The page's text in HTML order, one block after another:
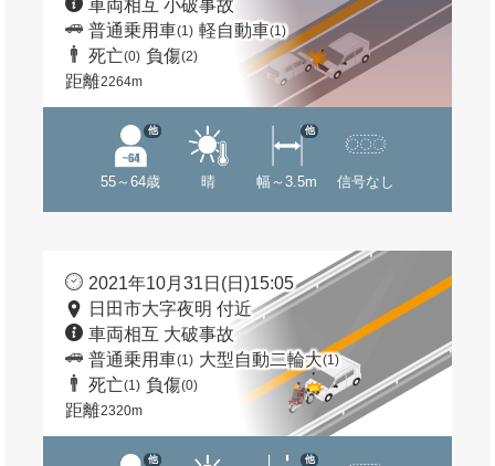
車両相互 小破事故
普通乗用車(1) 軽自動車(1)
死亡(0) 負傷(2)
距離2264m
55～64歳
他
晴 幅～3.5m
他
信号なし
2021年10月31日(日)15:05
日田市大字夜明 付近
車両相互 大破事故
普通乗用車(1) 大型自動二輪大(1)
死亡(1) 負傷(0)
距離2320m
他 他